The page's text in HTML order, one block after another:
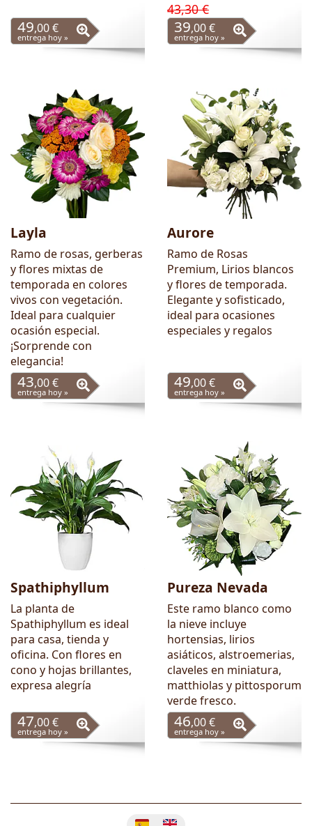
49,00 €
entrega hoy »
43,30 €
39,00 €
entrega hoy »
Layla
Ramo de rosas, gerberas
y flores mixtas de
temporada en colores
vivos con vegetación.
Ideal para cualquier
ocasión especial.
¡Sorprende con
elegancia!
43,00 €
entrega hoy »
Aurore
Ramo de Rosas
Premium, Lirios blancos
y flores de temporada.
Elegante y sofisticado,
ideal para ocasiones
especiales y regalos
49,00 €
entrega hoy »
Spathiphyllum
La planta de
Spathiphyllum es ideal
para casa, tienda y
oficina. Con flores en
cono y hojas brillantes,
expresa alegría
47,00 €
entrega hoy »
Pureza Nevada
Este ramo blanco como
la nieve incluye
hortensias, lirios
asiáticos, alstroemerias,
claveles en miniatura,
matthiolas y pittosporum
verde fresco.
46,00 €
entrega hoy »